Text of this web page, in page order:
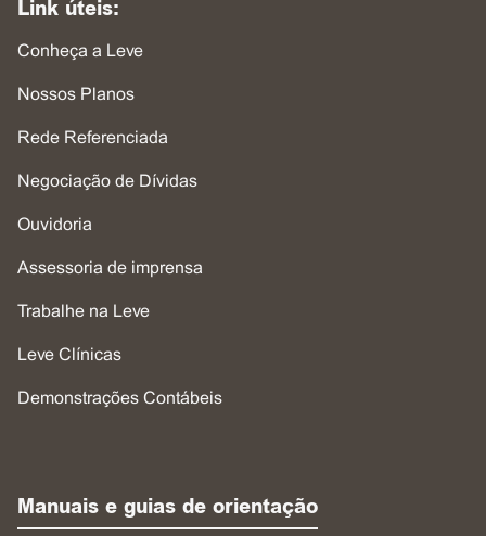
Link úteis:
Conheça a Leve
Nossos Planos
Rede Referenciada
Negociação de Dívidas
Ouvidoria
Assessoria de imprensa
Trabalhe na Leve
Leve Clínicas
Demonstrações Contábeis
Manuais e guias de orientação